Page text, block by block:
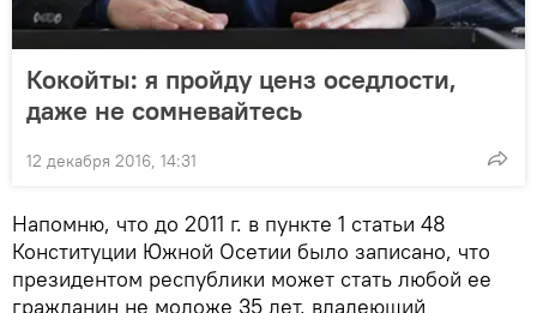
Кокойты: я пройду ценз оседлости,
даже не сомневайтесь
12 декабря 2016, 14:31
Напомню, что до 2011 г. в пункте 1 статьи 48
Конституции Южной Осетии было записано, что
президентом республики может стать любой ее
гражданин не моложе 35 лет, владеющий